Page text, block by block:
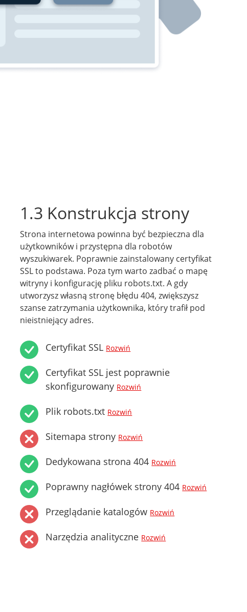
1.3 Konstrukcja strony
Strona internetowa powinna być bezpieczna dla
użytkowników i przystępna dla robotów
wyszukiwarek. Poprawnie zainstalowany certyfikat
SSL to podstawa. Poza tym warto zadbać o mapę
witryny i konfigurację pliku robots.txt. A gdy
utworzysz własną stronę błędu 404, zwiększysz
szanse zatrzymania użytkownika, który trafił pod
nieistniejący adres.
Certyfikat SSL Rozwiń
Certyfikat SSL jest poprawnie
skonfigurowany Rozwiń
Plik robots.txt Rozwiń
Sitemapa strony Rozwiń
Dedykowana strona 404 Rozwiń
Poprawny nagłówek strony 404 Rozwiń
Przeglądanie katalogów Rozwiń
Narzędzia analityczne Rozwiń